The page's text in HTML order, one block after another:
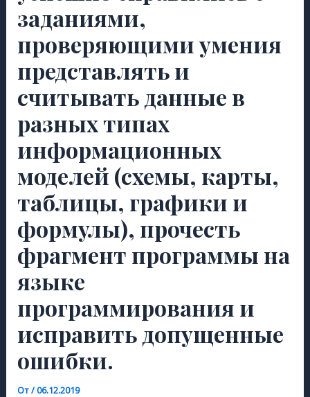
заданиями,
проверяющими умения
представлять и
считывать данные в
разных типах
информационных
моделей (схемы, карты,
таблицы, графики и
формулы), прочесть
фрагмент программы на
языке
программирования и
исправить допущенные
ошибки.
От/06.12.2019